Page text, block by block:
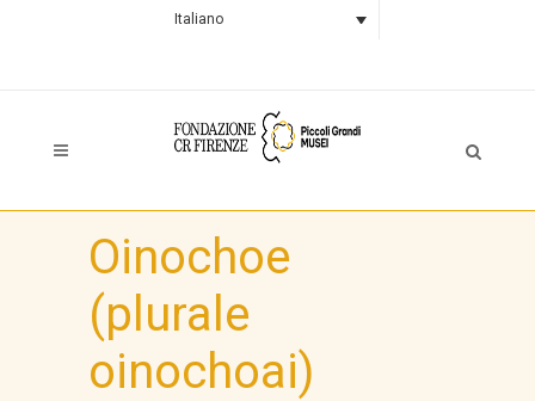
Italiano
Oinochoe
(plurale
oinochoai)